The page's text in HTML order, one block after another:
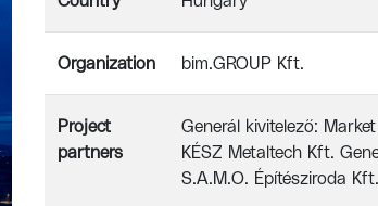
Organization bim.GROUP Kft.
Project
partners
Generál kivitelező:
KÉSZ Metaltech Kft.
S.A.M.O. Építésziroda Kft.